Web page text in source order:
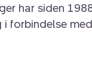
har siden
forbindelse